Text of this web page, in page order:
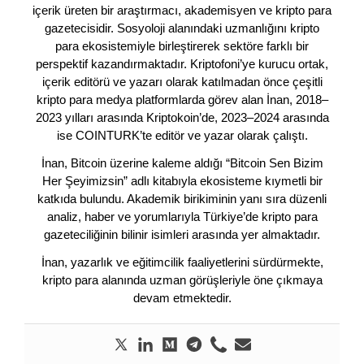
içerik üreten bir araştırmacı, akademisyen ve kripto para
gazetecisidir. Sosyoloji alanındaki uzmanlığını kripto
para ekosistemiyle birleştirerek sektöre farklı bir
perspektif kazandırmaktadır. Kriptofoni’ye kurucu ortak,
içerik editörü ve yazarı olarak katılmadan önce çeşitli
kripto para medya platformlarda görev alan İnan, 2018–
2023 yılları arasında Kriptokoin’de, 2023–2024 arasında
ise COINTURK’te editör ve yazar olarak çalıştı.
İnan, Bitcoin üzerine kaleme aldığı “Bitcoin Sen Bizim
Her Şeyimizsin” adlı kitabıyla ekosisteme kıymetli bir
katkıda bulundu. Akademik birikiminin yanı sıra düzenli
analiz, haber ve yorumlarıyla Türkiye’de kripto para
gazeteciliğinin bilinir isimleri arasında yer almaktadır.
İnan, yazarlık ve eğitimcilik faaliyetlerini sürdürmekte,
kripto para alanında uzman görüşleriyle öne çıkmaya
devam etmektedir.